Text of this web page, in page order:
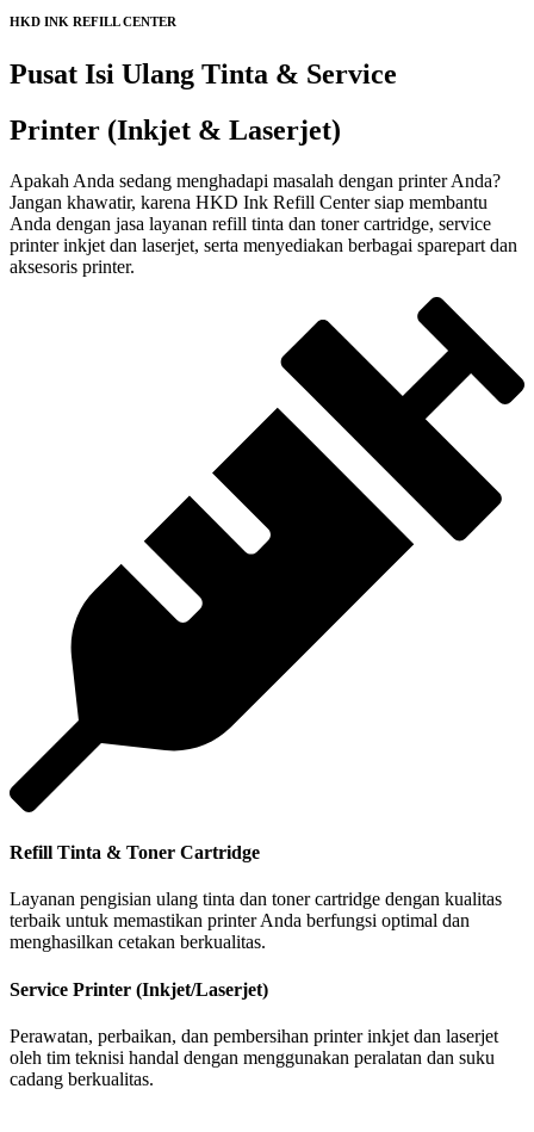
HKD INK REFILL CENTER
Pusat Isi Ulang Tinta & Service
Printer (Inkjet & Laserjet)
Apakah Anda sedang menghadapi masalah dengan printer Anda?
Jangan khawatir, karena HKD Ink Refill Center siap membantu
Anda dengan jasa layanan refill tinta dan toner cartridge, service
printer inkjet dan laserjet, serta menyediakan berbagai sparepart dan
aksesoris printer.
Refill Tinta & Toner Cartridge
Layanan pengisian ulang tinta dan toner cartridge dengan kualitas
terbaik untuk memastikan printer Anda berfungsi optimal dan
menghasilkan cetakan berkualitas.
Service Printer (Inkjet/Laserjet)
Perawatan, perbaikan, dan pembersihan printer inkjet dan laserjet
oleh tim teknisi handal dengan menggunakan peralatan dan suku
cadang berkualitas.